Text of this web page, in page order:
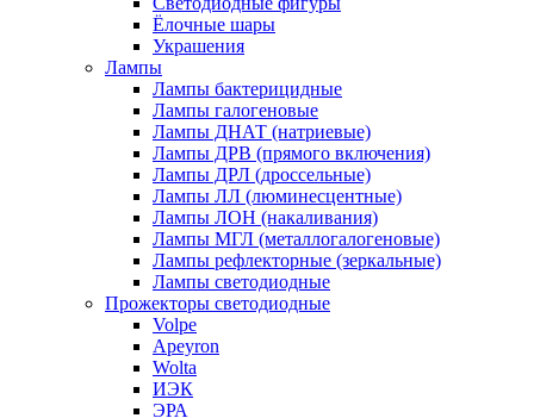
Ёлочные шары
Украшения
Лампы
Лампы бактерицидные
Лампы галогеновые
Лампы ДНАТ (натриевые)
Лампы ДРВ (прямого включения)
Лампы ДРЛ (дроссельные)
Лампы ЛЛ (люминесцентные)
Лампы ЛОН (накаливания)
Лампы МГЛ (металлогалогеновые)
Лампы рефлекторные (зеркальные)
Лампы светодиодные
Прожекторы светодиодные
Volpe
Apeyron
Wolta
ИЭК
ЭРА